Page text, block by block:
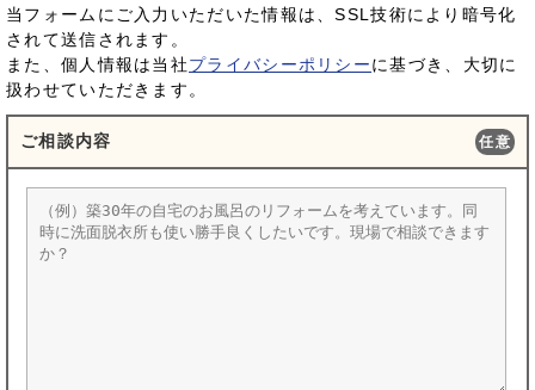
当フォームにご入力いただいた情報は、SSL技術により暗号化
されて送信されます。
また、個人情報は当社プライバシーポリシーに基づき、大切に
扱わせていただきます。
ご相談内容 任意